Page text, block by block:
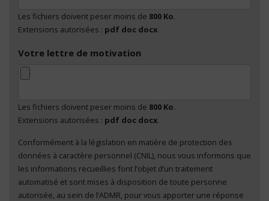
Les fichiers doivent peser moins de 800 Ko.
Extensions autorisées : pdf doc docx.
Votre lettre de motivation
Les fichiers doivent peser moins de 800 Ko.
Extensions autorisées : pdf doc docx.
En cliquant sur "Envoyer", je consens au traitement
de mes données à caractère personnel *
Conformément à la législation en matière de protection des
données à caractère personnel (CNIL), nous vous informons que
les informations recueillies font l’objet d’un traitement
automatisé et sont mises à disposition de toute personne
autorisée, au sein de l’ADMR, pour vous apporter une réponse